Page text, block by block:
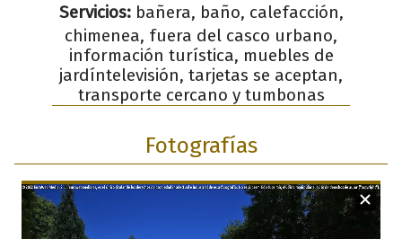
Servicios:bañera, baño, calefacción,
chimenea, fuera del casco urbano,
información turística, muebles de
jardíntelevisión, tarjetas se aceptan,
transporte cercano y tumbonas
Fotografías